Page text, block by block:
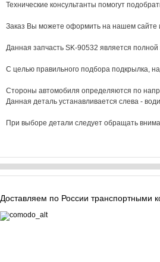
Технические консультанты помогут
Заказ Вы можете оформить на нашем сайте
Данная запчасть SK-90532 является
С целью правильного подбора подкрылка,
Стороны автомобиля определяются по
Данная деталь устанавливается слева -
При выборе детали следует обращать
Доставляем по России транспортными